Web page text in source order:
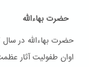
حضرت بهاءالله
اوان طفولیت آثار